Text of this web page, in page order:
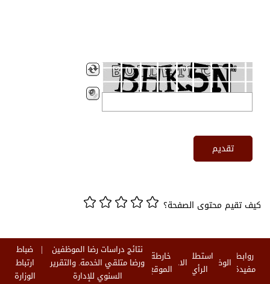
كيف تقيم محتوى الصفحة؟
روابط
مفيدة الوظائفاستطلاع
الرأي الاخبارخارطة
الموقع
نتائج دراسات رضا الموظفين
ورضا متلقي الخدمة. والتقرير
السنوي للإدارة
ضباط
ارتباط
الوزارة